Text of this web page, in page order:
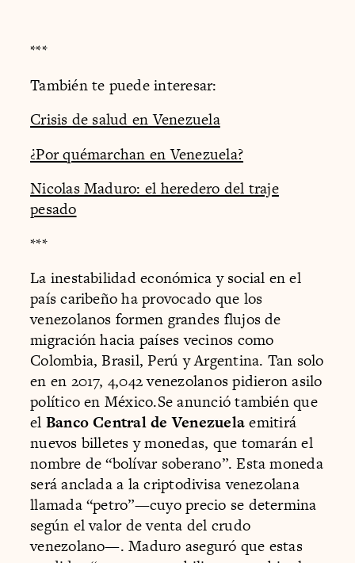
***
También te puede interesar:
Crisis de salud en Venezuela
¿Por quémarchan en Venezuela?
Nicolas Maduro: el heredero del traje
pesado
***
La inestabilidad económica y social en el
país caribeño ha provocado que los
venezolanos formen grandes flujos de
migración hacia países vecinos como
Colombia, Brasil, Perú y Argentina. Tan solo
en en 2017, 4,042 venezolanos pidieron asilo
político en México.Se anunció también que
el Banco Central de Venezuelaemitirá
nuevos billetes y monedas, que tomarán el
nombre de “bolívar soberano”. Esta moneda
será anclada a la criptodivisa venezolana
llamada “petro”—cuyo precio se determina
según el valor de venta del crudo
venezolano—. Maduro aseguró que estas